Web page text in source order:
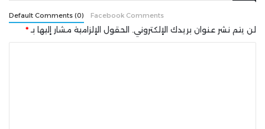
شارك هذه الصفحة عبر Default Comments (0) Facebook Comments
لن يتم نشر عنوان بريدك الإلكتروني. الحقول الإلزامية مشار إليها بـ *